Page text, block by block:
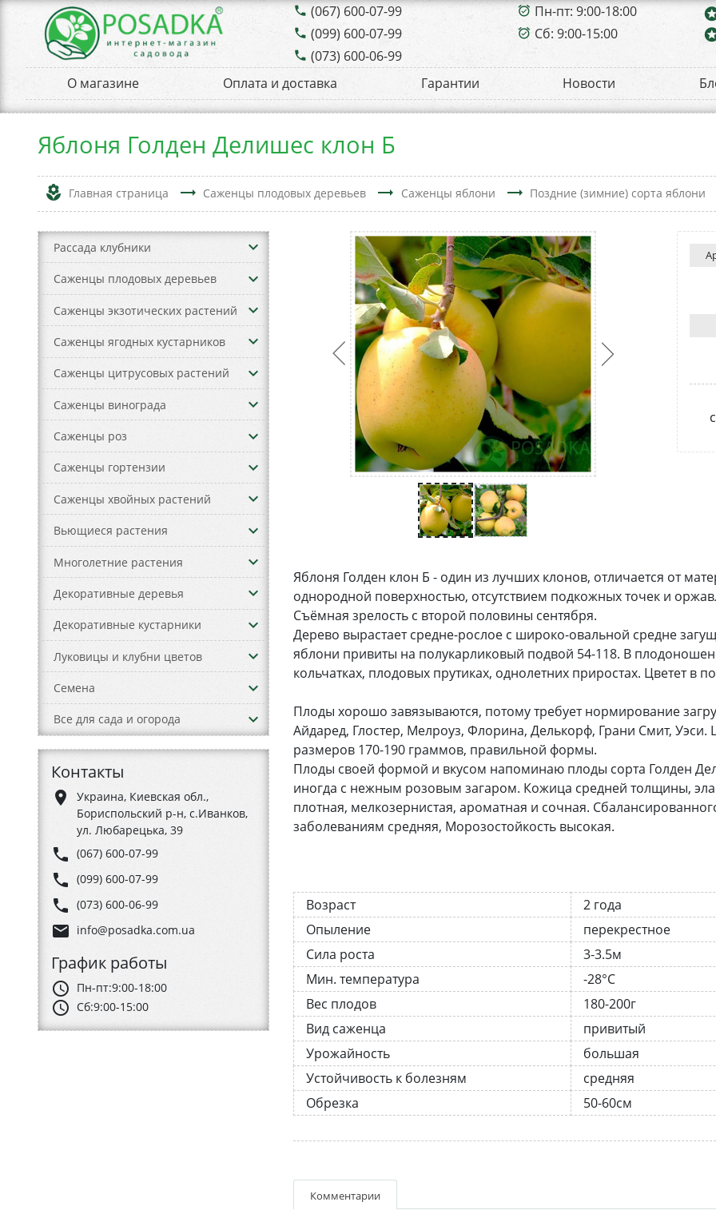
phone (067) 600-07-99
phone (099) 600-07-99
phone (073) 600-06-99
alarm_on Пн-пт: 9:00-18:00
alarm_on Сб: 9:00-15:00
О магазине Оплата и доставка Гарантии Новости
Яблоня Голден Делишес клон Б
local_florist Главная страница trending_flat Саженцы плодовых деревьев trending_flat Саженцы яблони trending_flat Поздние (зимние) сорта яблони
Рассада клубники keyboard_arrow_down
Саженцы плодовых деревьев keyboard_arrow_down
Саженцы экзотических растений keyboard_arrow_down
Саженцы ягодных кустарников keyboard_arrow_down
Саженцы цитрусовых растений keyboard_arrow_down
Саженцы винограда keyboard_arrow_down
Саженцы роз keyboard_arrow_down
Саженцы гортензии keyboard_arrow_down
Саженцы хвойных растений keyboard_arrow_down
Вьющиеся растения keyboard_arrow_down
Многолетние растения keyboard_arrow_down
Декоративные деревья keyboard_arrow_down
Декоративные кустарники keyboard_arrow_down
Луковицы и клубни цветов keyboard_arrow_down
Семена keyboard_arrow_down
Все для сада и огорода keyboard_arrow_down
Контакты
place
Украина, Киевская обл.,
Бориспольский р-н, с.Иванков,
ул. Любарецька, 39
phone (067) 600-07-99
phone (099) 600-07-99
phone (073) 600-06-99
email info@posadka.com.ua
График работы
schedule Пн-пт:9:00-18:00
schedule Сб:9:00-15:00
Яблоня Голден клон Б - один из лучших клонов, отличается от
однородной поверхностью, отсутствием подкожных точек и
Съёмная зрелость с второй половины сентября.
Дерево вырастает средне-рослое с широко-овальной средне
яблони привиты на полукарликовый подвой 54-118. В
кольчатках, плодовых прутиках, однолетних приростах. Цветет в
Плоды хорошо завязываются, потому требует нормирование
Айдаред, Глостер, Мелроуз, Флорина, Делькорф, Грани Смит,
размеров 170-190 граммов, правильной формы.
Плоды своей формой и вкусом напоминаю плоды сорта Голден
иногда с нежным розовым загаром. Кожица средней толщины,
плотная, мелкозернистая, ароматная и сочная.
заболеваниям средняя, Морозостойкость высокая.
Возраст
2 года
Опыление
перекрестное
Сила роста
3-3.5м
Мин. температура
-28°C
Вес плодов
180-200г
Вид саженца
привитый
Урожайность
большая
Устойчивость к болезням
средняя
Обрезка
50-60см
Комментарии